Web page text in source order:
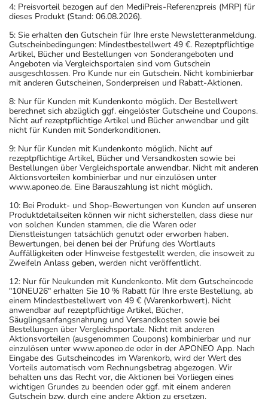
4: Preisvorteil bezogen auf den MediPreis-Referenzpreis (MRP) für
dieses Produkt (Stand: 06.08.2026).
5: Sie erhalten den Gutschein für Ihre erste Newsletteranmeldung.
Gutscheinbedingungen: Mindestbestellwert 49 €. Rezeptpflichtige
Artikel, Bücher und Bestellungen von Sonderangeboten und
Angeboten via Vergleichsportalen sind vom Gutschein
ausgeschlossen. Pro Kunde nur ein Gutschein. Nicht kombinierbar
mit anderen Gutscheinen, Sonderpreisen und Rabatt-Aktionen.
8: Nur für Kunden mit Kundenkonto möglich. Der Bestellwert
berechnet sich abzüglich ggf. eingelöster Gutscheine und Coupons.
Nicht auf rezeptpflichtige Artikel und Bücher anwendbar und gilt
nicht für Kunden mit Sonderkonditionen.
9: Nur für Kunden mit Kundenkonto möglich. Nicht auf
rezeptpflichtige Artikel, Bücher und Versandkosten sowie bei
Bestellungen über Vergleichsportale anwendbar. Nicht mit anderen
Aktionsvorteilen kombinierbar und nur einzulösen unter
www.aponeo.de. Eine Barauszahlung ist nicht möglich.
10: Bei Produkt- und Shop-Bewertungen von Kunden auf unseren
Produktdetailseiten können wir nicht sicherstellen, dass diese nur
von solchen Kunden stammen, die die Waren oder
Dienstleistungen tatsächlich genutzt oder erworben haben.
Bewertungen, bei denen bei der Prüfung des Wortlauts
Auffälligkeiten oder Hinweise festgestellt werden, die insoweit zu
Zweifeln Anlass geben, werden nicht veröffentlicht.
12: Nur für Neukunden mit Kundenkonto. Mit dem Gutscheincode
"10NEU26" erhalten Sie 10 % Rabatt für Ihre erste Bestellung, ab
einem Mindestbestellwert von 49 € (Warenkorbwert). Nicht
anwendbar auf rezeptpflichtige Artikel, Bücher,
Säuglingsanfangsnahrung und Versandkosten sowie bei
Bestellungen über Vergleichsportale. Nicht mit anderen
Aktionsvorteilen (ausgenommen Coupons) kombinierbar und nur
einzulösen unter www.aponeo.de oder in der APONEO App. Nach
Eingabe des Gutscheincodes im Warenkorb, wird der Wert des
Vorteils automatisch vom Rechnungsbetrag abgezogen. Wir
behalten uns das Recht vor, die Aktionen bei Vorliegen eines
wichtigen Grundes zu beenden oder ggf. mit einem anderen
Gutschein bzw. durch eine andere Aktion zu ersetzen.